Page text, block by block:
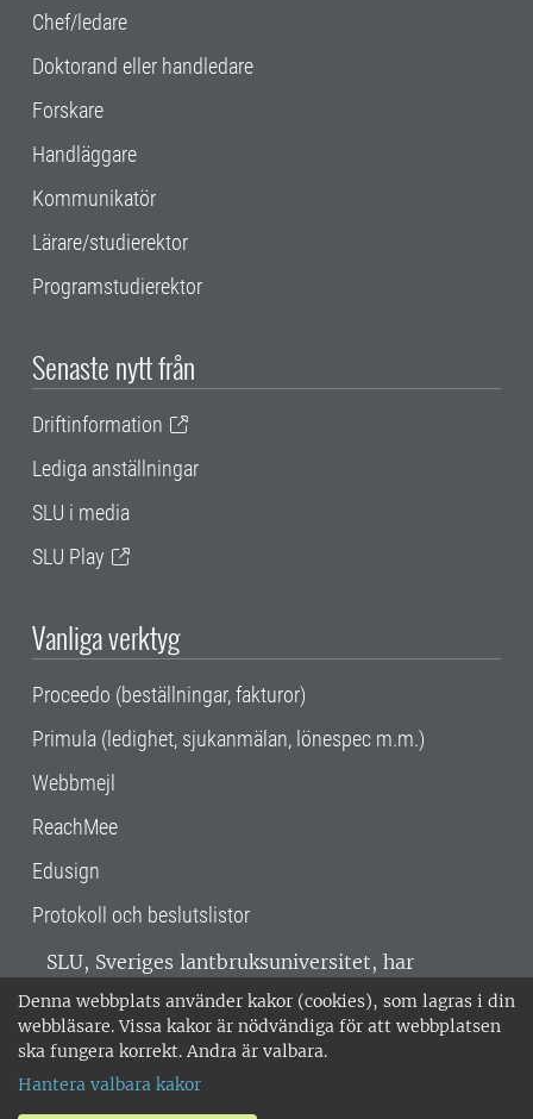
Denna webbplats använder kakor (cookies), som lagras i din
webbläsare. Vissa kakor är nödvändiga för att webbplatsen
ska fungera korrekt. Andra är valbara.
Hantera valbara kakor
Chef/ledare
Doktorand eller handledare
Forskare
Handläggare
Kommunikatör
Lärare/studierektor
Programstudierektor
Senaste nytt från
Driftinformation
Lediga anställningar
SLU i media
SLU Play
Vanliga verktyg
Proceedo (beställningar, fakturor)
Primula (ledighet, sjukanmälan, lönespec m.m.)
Webbmejl
ReachMee
Edusign
Protokoll och beslutslistor
SLU, Sveriges lantbruksuniversitet, har
verksamhet över hela Sverige. Huvudorter är
Alnarp, Uppsala och Umeå.SLU är
miljöcertifierat enligt ISO 14001. •
018-67 10 00 • Org nr: 202100-2817 •